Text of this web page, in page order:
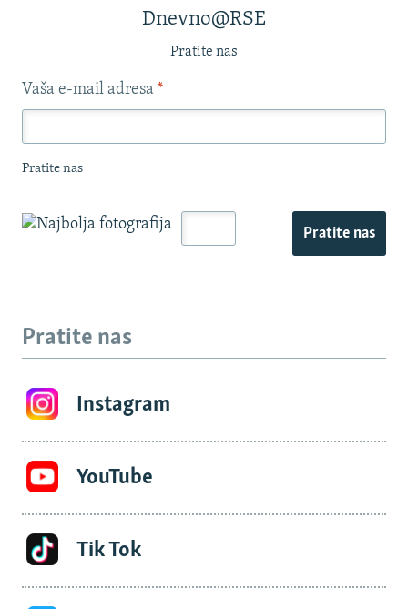
Dnevno@RSE
Pratite nas
Vaša e-mail adresa *
Pratite nas
Pratite nas
Pratite nas
Instagram
YouTube
Tik Tok